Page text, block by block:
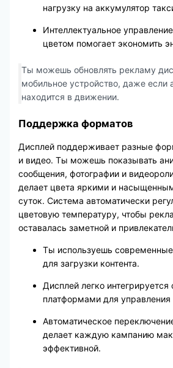
нагрузку на аккумулятор
Интеллектуальное
цветом помогает экономить
Ты можешь обновлять рекламу
мобильное устройство, даже если
находится в движении.
Поддержка форматов
Дисплей поддерживает разные
и видео. Ты можешь показывать
сообщения, фотографии и
делает цвета яркими и
суток. Система автоматически
цветовую температуру, чтобы
оставалась заметной и
Ты используешь
для загрузки контента.
Дисплей легко интегрируется
платформами для
Автоматическое
делает каждую кампанию
эффективной.